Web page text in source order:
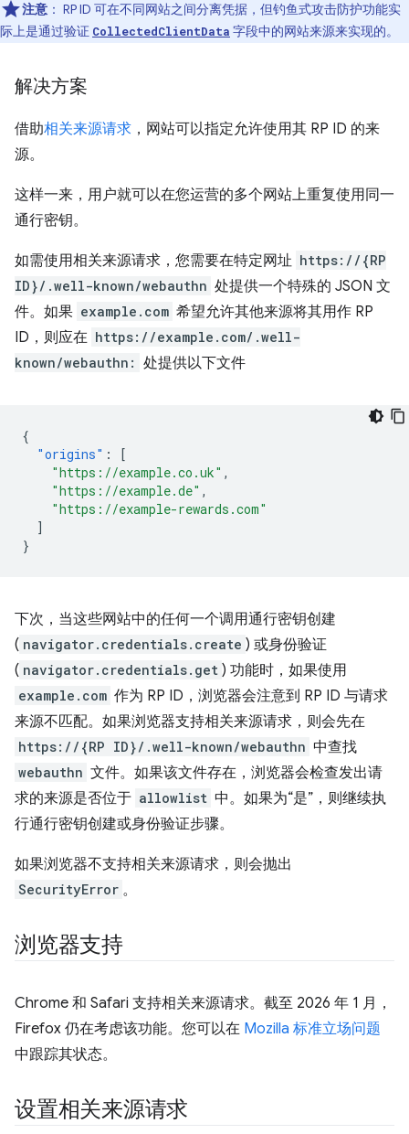
注意 ： RP ID 可在不同网站之间分离凭据，但钓鱼式攻击防护功能实
际上是通过验证 CollectedClientData 字段中的网站来源来实现的。
解决方案
借助相关来源请求 ，网站可以指定允许使用其 RP ID 的来
源。
这样一来，用户就可以在您运营的多个网站上重复使用同一
通行密钥。
如需使用相关来源请求，您需要在特定网址 https://{RP
ID}/.well-known/webauthn 处提供一个特殊的 JSON 文
件。如果 example.com 希望允许其他来源将其用作 RP
ID，则应在 https://example.com/.well-
known/webauthn: 处提供以下文件
{
"origins" :
[
"https://example.co.uk" ,
"https://example.de" ,
"https://example-rewards.com"
]
}
下次，当这些网站中的任何一个调用通行密钥创建
( navigator.credentials.create ) 或身份验证
( navigator.credentials.get ) 功能时，如果使用
example.com 作为 RP ID，浏览器会注意到 RP ID 与请求
来源不匹配。如果浏览器支持相关来源请求，则会先在
https://{RP ID}/.well-known/webauthn 中查找
webauthn 文件。如果该文件存在，浏览器会检查发出请
求的来源是否位于 allowlist 中。如果为“是”，则继续执
行通行密钥创建或身份验证步骤。
如果浏览器不支持相关来源请求，则会抛出
SecurityError 。
浏览器支持
Chrome 和 Safari 支持相关来源请求。截至 2026 年 1 月，
Firefox 仍在考虑该功能。您可以在 Mozilla 标准立场问题
中跟踪其状态。
设置相关来源请求